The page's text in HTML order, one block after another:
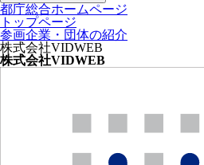
都庁総合ホームページ
トップページ
参画企業・団体の紹介
株式会社VIDWEB
株式会社VIDWEB